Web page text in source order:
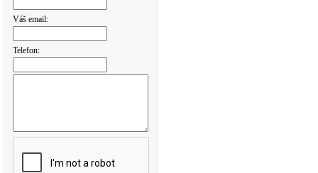
Váš email:
Telefon: